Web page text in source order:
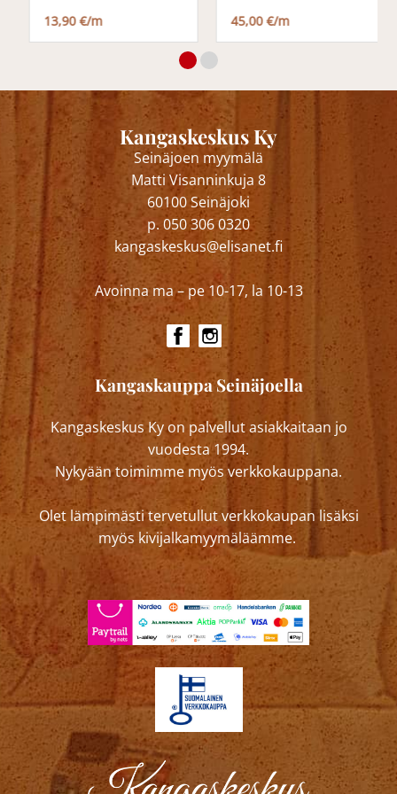
13,90 €/m 45,00 €/m
Kangaskeskus Ky
Seinäjoen myymälä
Matti Visanninkuja 8
60100 Seinäjoki
p. 050 306 0320
kangaskeskus@elisanet.fi
Avoinna ma – pe 10-17, la 10-13
Kangaskauppa Seinäjoella
Kangaskeskus Ky on palvellut asiakkaitaan jo
vuodesta 1994.
Nykyään toimimme myös verkkokauppana.
Olet lämpimästi tervetullut verkkokaupan lisäksi
myös kivijalkamyymäläämme.